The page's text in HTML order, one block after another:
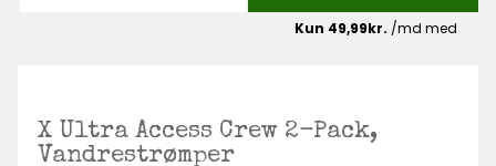
X Ultra Access Crew 2-Pack,
Vandrestrømper